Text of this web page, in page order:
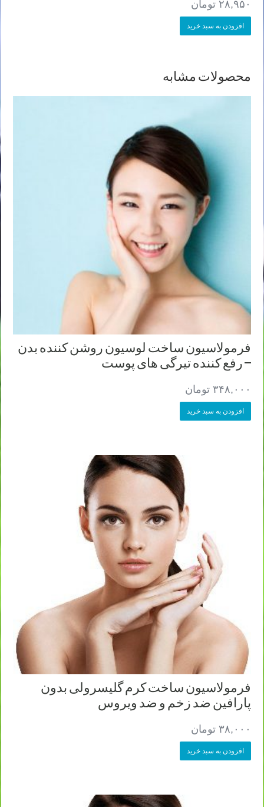
۲۸,۹۵۰ تومان
افزودن به سبد خرید
محصولات مشابه
فرمولاسیون ساخت لوسیون روشن کننده بدن
– رفع کننده تیرگی های پوست
۳۴۸,۰۰۰ تومان
افزودن به سبد خرید
فرمولاسیون ساخت کرم گلیسرولی بدون
پارافین ضد زخم و ضد ویروس
۳۸,۰۰۰ تومان
افزودن به سبد خرید